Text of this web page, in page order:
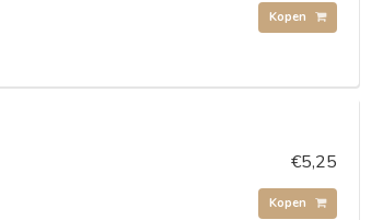
Kopen
€5,25
Kopen